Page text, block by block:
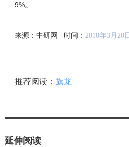
9%。
来源：中研网 时间： 2018年3月20
推荐阅读： 旗龙
延伸阅读